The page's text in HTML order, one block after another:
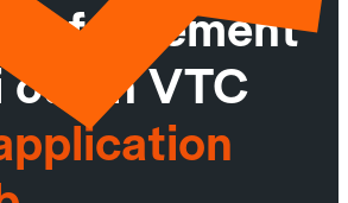
facilement
ou un VTC